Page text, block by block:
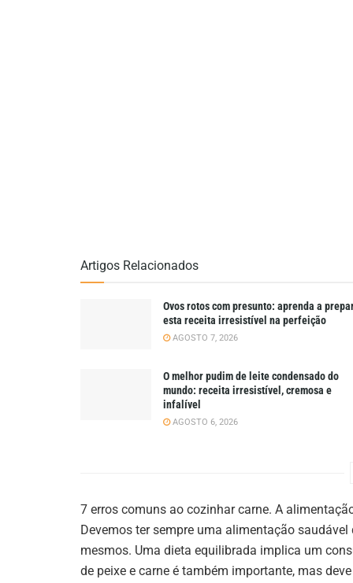
Artigos Relacionados
Ovos rotos com presunto: aprenda a
esta receita irresistível na perfeição
AGOSTO 7, 2026
O melhor pudim de leite condensado do
mundo: receita irresistível, cremosa e
infalível
AGOSTO 6, 2026
7 erros comuns ao cozinhar carne. A
Devemos ter sempre uma alimentação
mesmos. Uma dieta equilibrada implica um
de peixe e carne é também importante, mas